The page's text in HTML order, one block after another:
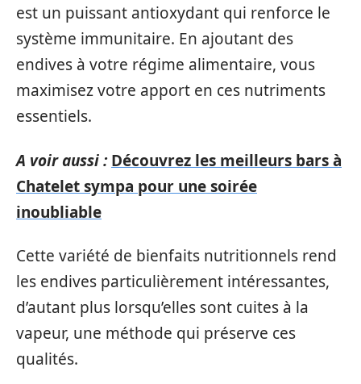
est un puissant antioxydant qui renforce le
système immunitaire. En ajoutant des
endives à votre régime alimentaire, vous
maximisez votre apport en ces nutriments
essentiels.
A voir aussi : Découvrez les meilleurs bars à
Chatelet sympa pour une soirée
inoubliable
Cette variété de bienfaits nutritionnels rend
les endives particulièrement intéressantes,
d’autant plus lorsqu’elles sont cuites à la
vapeur, une méthode qui préserve ces
qualités.